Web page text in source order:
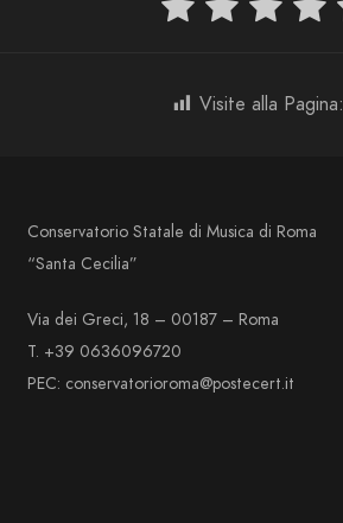
Visite alla Pagina:
Conservatorio Statale di Musica di Roma
“Santa Cecilia”
Via dei Greci, 18 – 00187 – Roma
T. +39 0636096720
PEC: conservatorioroma@postecert.it